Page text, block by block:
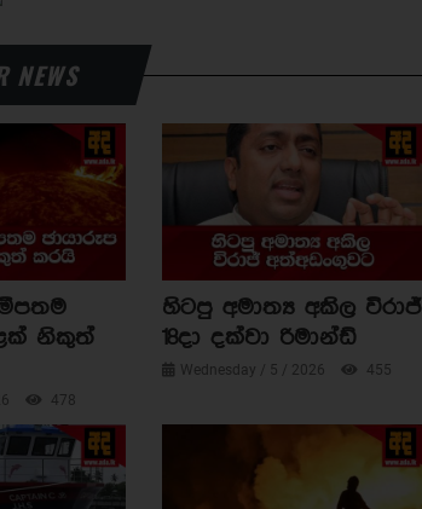
NEWS
නිකුත්
478
හිටපු අමාත්‍ය අකිල විරාජ්
18දා දක්වා රිමාන්ඩ්
Wednesday / 5 / 2026 455